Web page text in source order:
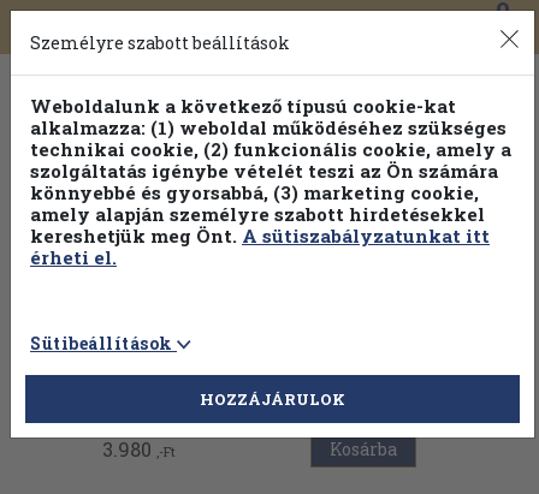
Toggle
navigation
0
Válogasson több mint 1.000.000 kiadványunk közül
100% kedvezménnyel!
Vissza az előző oldalra
3.980 ,-Ft Kosárba
Személyre szabott beállítások
Weboldalunk a következő típusú cookie-kat
alkalmazza: (1) weboldal működéséhez szükséges
technikai cookie, (2) funkcionális cookie, amely a
szolgáltatás igénybe vételét teszi az Ön számára
könnyebbé és gyorsabbá, (3) marketing cookie,
amely alapján személyre szabott hirdetésekkel
kereshetjük meg Önt. A sütiszabályzatunkat itt
érheti el.
Sütibeállítások
HOZZÁJÁRULOK